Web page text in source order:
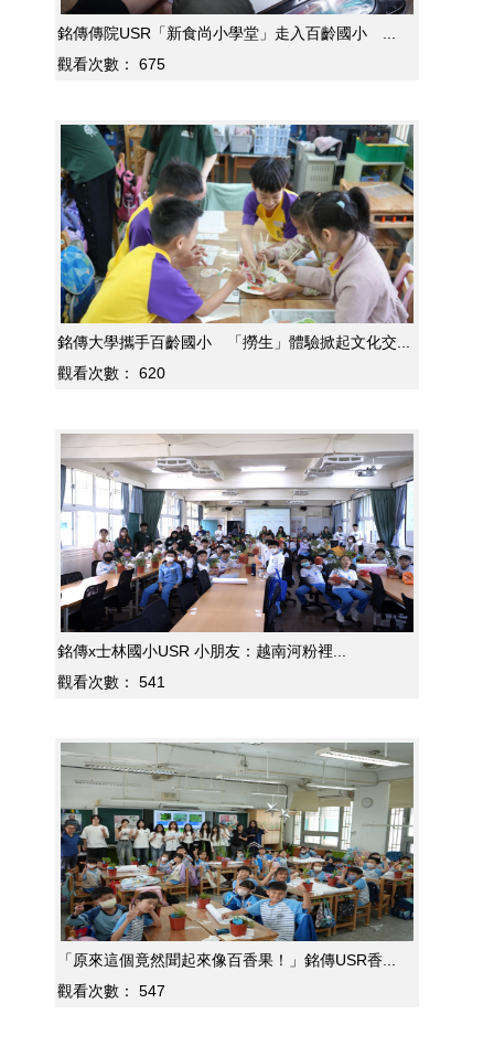
銘傳傳院USR「新食尚小學堂」走入百齡國小 ...
觀看次數：
675
銘傳大學攜手百齡國小 「撈生」體驗掀起文化交...
觀看次數：
620
銘傳x士林國小USR 小朋友：越南河粉裡...
觀看次數：
541
「原來這個竟然聞起來像百香果！」銘傳USR香...
觀看次數：
547